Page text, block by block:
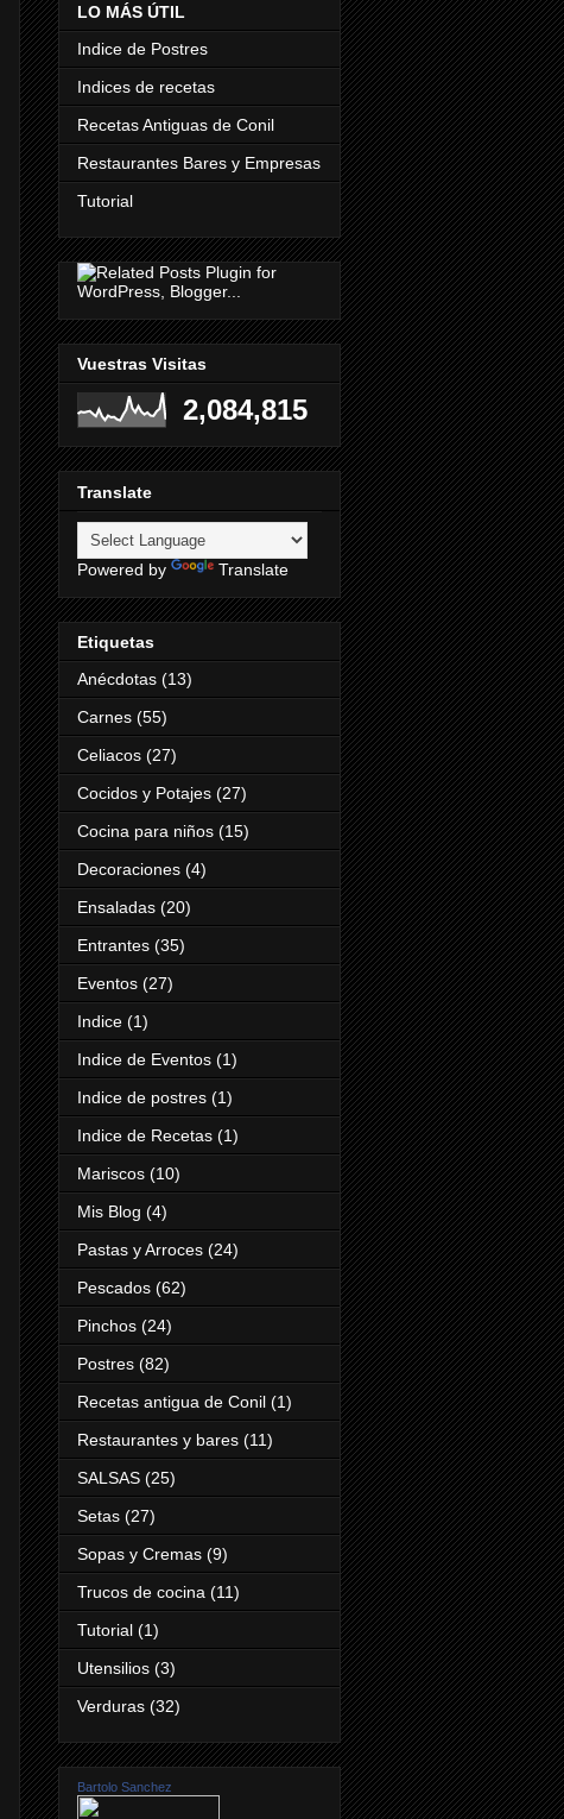
LO MÁS ÚTIL
Indice de Postres
Indices de recetas
Recetas Antiguas de Conil
Restaurantes Bares y Empresas
Tutorial
Vuestras Visitas
2,084,815
Translate
Powered by Translate
Etiquetas
Anécdotas (13)
Carnes (55)
Celiacos (27)
Cocidos y Potajes (27)
Cocina para niños (15)
Decoraciones (4)
Ensaladas (20)
Entrantes (35)
Eventos (27)
Indice (1)
Indice de Eventos (1)
Indice de postres (1)
Indice de Recetas (1)
Mariscos (10)
Mis Blog (4)
Pastas y Arroces (24)
Pescados (62)
Pinchos (24)
Postres (82)
Recetas antigua de Conil (1)
Restaurantes y bares (11)
SALSAS (25)
Setas (27)
Sopas y Cremas (9)
Trucos de cocina (11)
Tutorial (1)
Utensilios (3)
Verduras (32)
Bartolo Sanchez